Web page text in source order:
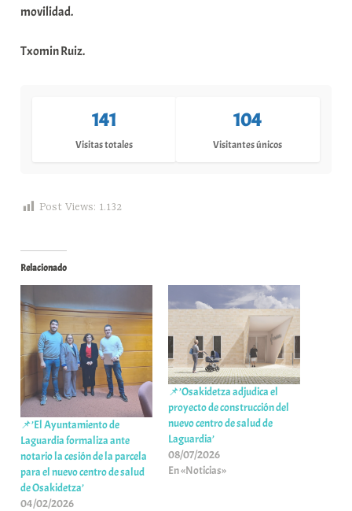
movilidad.
Txomin Ruiz.
141
Visitas totales
104
Visitantes únicos
Post Views: 1.132
Relacionado
📌’El Ayuntamiento de
Laguardia formaliza ante
notario la cesión de la parcela
para el nuevo centro de salud
de Osakidetza’
04/02/2026
📌’Osakidetza adjudica el
proyecto de construcción del
nuevo centro de salud de
Laguardia’
08/07/2026
En «Noticias»